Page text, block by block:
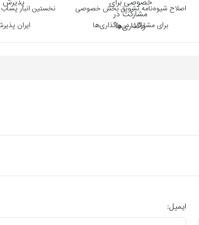
اصلاح شیوه‌نامه تشویق بخش‌ خصوصی
برای مشارکت در واگذاری‌ها
نخستین انبار
ایران
ایمیل: